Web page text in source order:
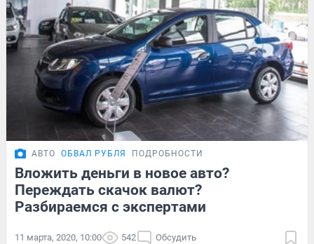
АВТО ОБВАЛ РУБЛЯ ПОДРОБНОСТИ
Вложить деньги в новое авто?
Переждать скачок валют?
Разбираемся с экспертами
11 марта, 2020, 10:00 542 Обсудить